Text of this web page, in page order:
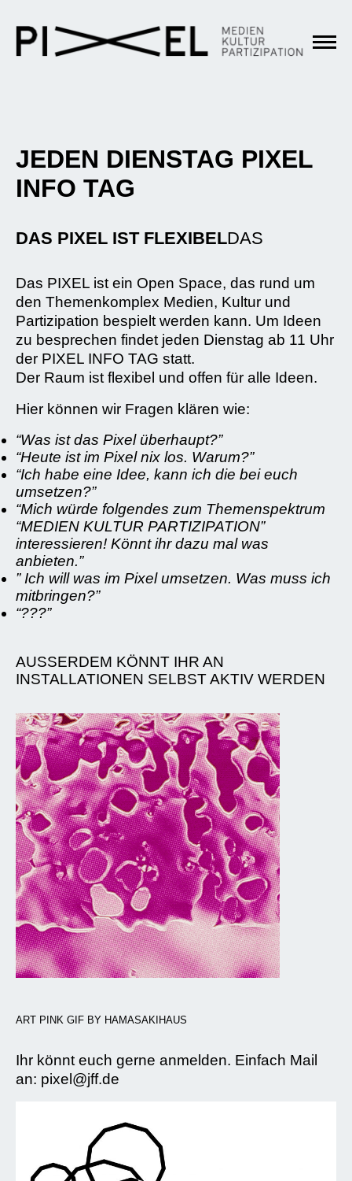
JEDEN DIENSTAG PIXEL
INFO TAG
DAS PIXEL IST FLEXIBELDAS
Das PIXEL ist ein Open Space, das rund um
den Themenkomplex Medien, Kultur und
Partizipation bespielt werden kann. Um Ideen
zu besprechen findet jeden Dienstag ab 11 Uhr
der PIXEL INFO TAG statt.
Der Raum ist flexibel und offen für alle Ideen.
Hier können wir Fragen klären wie:
“Was ist das Pixel überhaupt?”
“Heute ist im Pixel nix los. Warum?”
“Ich habe eine Idee, kann ich die bei euch
umsetzen?”
“Mich würde folgendes zum Themenspektrum
“MEDIEN KULTUR PARTIZIPATION”
interessieren! Könnt ihr dazu mal was
anbieten.”
” Ich will was im Pixel umsetzen. Was muss ich
mitbringen?”
“???”
AUSSERDEM KÖNNT IHR AN
INSTALLATIONEN SELBST AKTIV WERDEN
ART PINK GIF BY HAMASAKIHAUS
Ihr könnt euch gerne anmelden. Einfach Mail
an: pixel@jff.de